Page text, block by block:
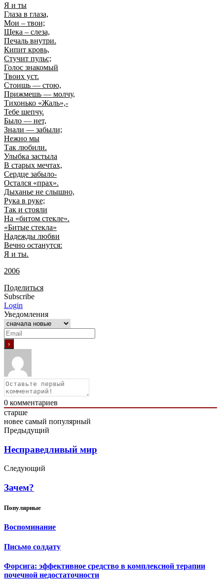
Я и ты
Глаза в глаза,
Мои – твои;
Щека – слеза,
Печаль внутри.
Кипит кровь,
Стучит пульс;
Голос знакомый
Твоих уст.
Стоишь — стою,
Прижмешь — молчу,
Тихонько «Жаль»,-
Тебе шепчу.
Было — нет,
Знали — забыли;
Нежно мы
Так любили.
Улыбка застыла
В старых мечтах,
Сердце забыло-
Остался «прах».
Дыханье не слышно,
Рука в руке;
Так и стояли
На «битом стекле».
«Битые стекла»
Надежды любви
Вечно останутся:
Я и ты.
2006
Поделиться
Subscribe
Login
Уведомления
0 комментариев
старше
новее самый популярный
Предыдущий
Несправедливый мир
Следующий
Зачем?
Популярные
Воспоминание
Письмо солдату
Форсига: эффективное средство в комплексной терапии
почечной недостаточности